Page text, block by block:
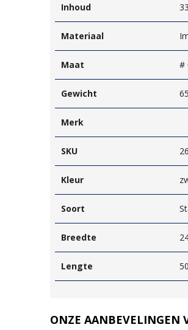
Inhoud
Materiaal
Maat #
Gewicht
Merk
SKU
Kleur
Soort
Breedte
Lengte
ONZE AANBEVELINGEN